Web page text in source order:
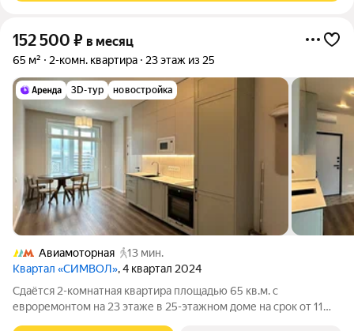
152 500 ₽ в месяц
65 м² 2-комн. квартира 23 этаж из 25
3D-тур новостройка
Авиамоторная
13 мин.
Квартал «СИМВОЛ», 4 квартал 2024
Сдаётся 2-комнатная квартира площадью 65 кв.м. с
евроремонтом на 23 этаже в 25-этажном доме на срок от 11